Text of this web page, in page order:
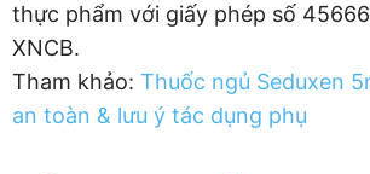
thực phẩm với giấy phép số
XNCB.
Tham khảo: Thuốc ngủ Seduxen
an toàn & lưu ý tác dụng phụ